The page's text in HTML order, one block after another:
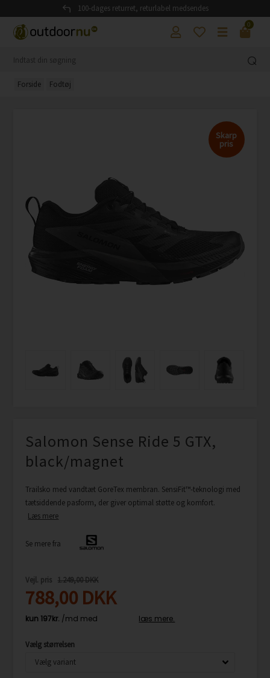
100-dages returret, returlabel medsendes
0
Forside Fodtøj
Skarp
pris
Salomon Sense Ride 5 GTX,
black/magnet
Trailsko med vandtæt GoreTex membran. SensiFit™-teknologi med
tætsiddende pasform, der giver optimal støtte og komfort.
Læs mere
Se mere fra
Vejl. pris 1.249,00 DKK
788,00 DKK
Vælg størrelsen